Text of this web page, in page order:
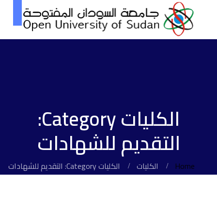
الكليات Category:
التقديم للشهادات
Home الكليات الكليات Category: التقديم للشهادات